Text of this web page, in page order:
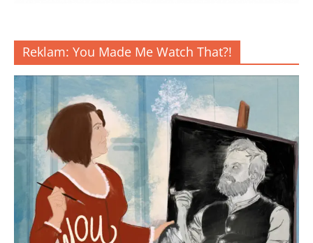
Reklam: You Made Me Watch That?!